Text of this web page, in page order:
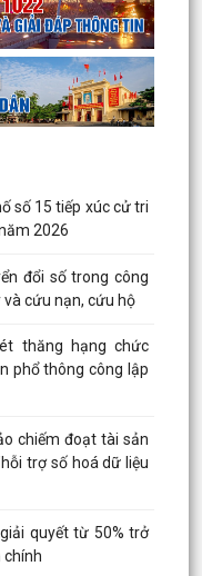
số 15 tiếp xúc cử tri
2026
đổi số trong công
cứu nạn, cứu hộ
thăng hạng chức
phổ thông công lập
chiếm đoạt tài sản
trợ số hoá dữ liệu
quyết từ 50% trở
chính